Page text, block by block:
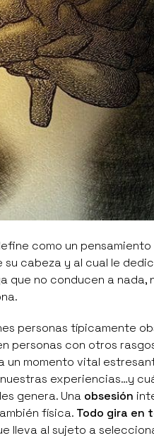
como un
cabeza y al cual le
que no conducen a nada,
personas típicamente
personas con otros
un momento vital
experiencias…y
genera. Una obsesión
física. Todo gira en
lleva al sujeto a